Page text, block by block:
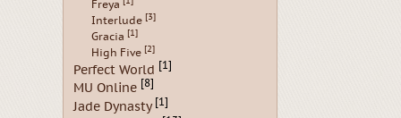
Freya
Interlude [3]
Gracia [1]
High Five [2]
Perfect World [1]
MU Online [8]
Jade Dynasty [1]